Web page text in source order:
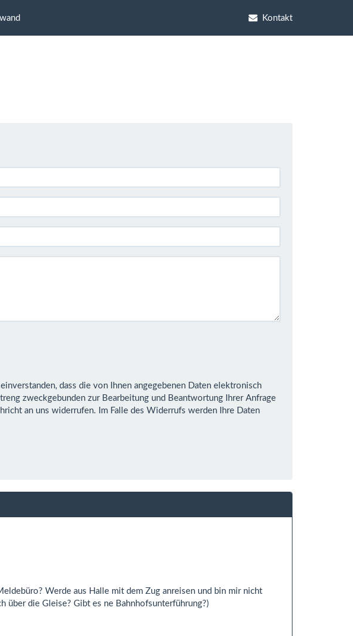
Kontakt
Daten elektronisch
Werde aus Halle mit dem Zug anreisen und bin mir nicht
über die Gleise? Gibt es ne Bahnhofsunterführung?)